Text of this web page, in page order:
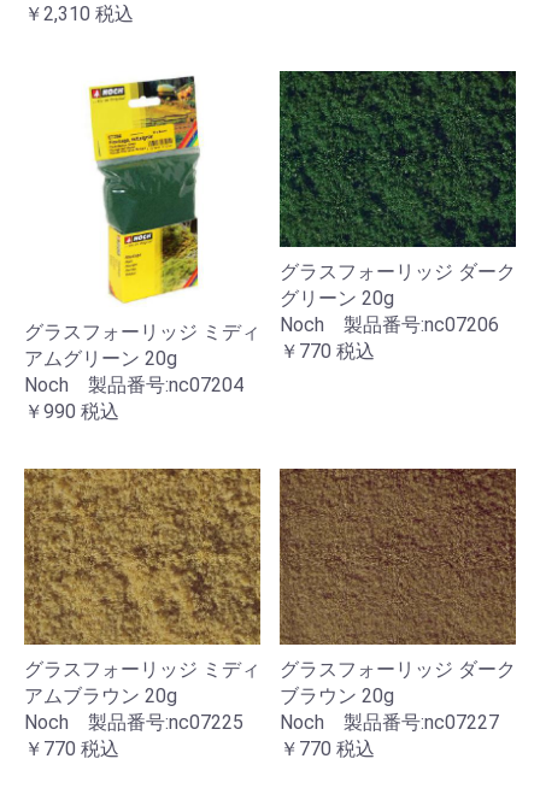
￥2,310 税込
グラスフォーリッジ ミディ
アムグリーン 20g
Noch 製品番号:nc07204
￥990 税込
グラスフォーリッジ ダーク
グリーン 20g
Noch 製品番号:nc07206
￥770 税込
グラスフォーリッジ ミディ
アムブラウン 20g
Noch 製品番号:nc07225
￥770 税込
グラスフォーリッジ ダーク
ブラウン 20g
Noch 製品番号:nc07227
￥770 税込